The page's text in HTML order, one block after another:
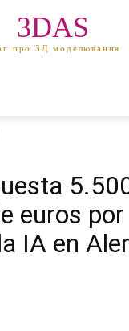
3DAS
про 3Д моделювання
euros por
IA en